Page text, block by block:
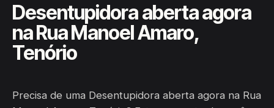
Desentupidora aberta agora
na Rua Manoel Amaro,
Tenório
Precisa de uma Desentupidora aberta agora na Rua